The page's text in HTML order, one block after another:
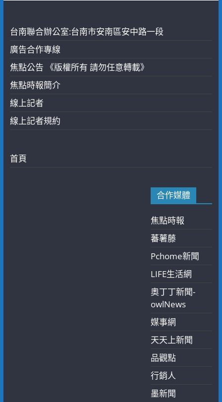
台南聯合辦公室:台南市安南區安中路一段
廣告合作專線
焦點公告 《版權所有 請勿任意轉載》
焦點時報簡介
線上記者
線上記者規約
首頁
合作媒體
焦點時報
蕃薯藤
Pchome新聞
LIFE生活網
奧丁丁新聞-
owlNews
媒事網
天天上新聞
品觀點
行銷人
墨新聞